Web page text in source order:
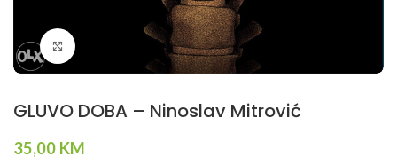
Klikni da povečaš
GLUVO DOBA – Ninoslav Mitrović
35,00 KM